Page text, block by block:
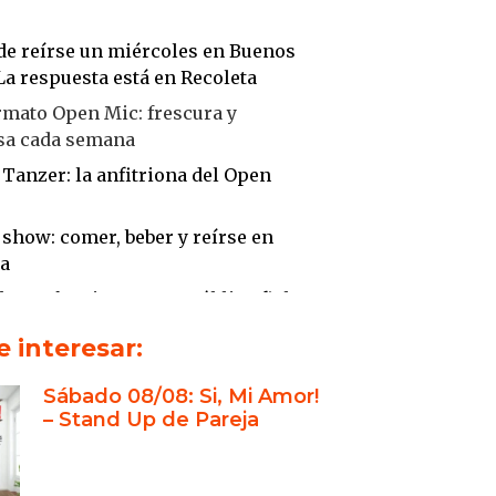
reírse un miércoles en Buenos
respuesta está en Recoleta
Open Mic: frescura y
cada semana
Tanzer: la anfitriona del Open
show: comer, beber y reírse en
de 150 funciones y un público fiel
en el mundo del stand up y
en la improvisación y el
Mic de Stand Up Club: un
para nuevos talentos
interesar:
Sábado 08/08: Si, Mi Amor!
– Stand Up de Pareja